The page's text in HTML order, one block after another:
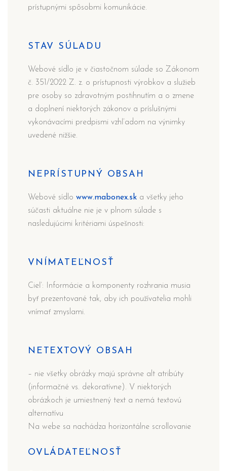
prístupnými spôsobmi komunikácie.
STAV SÚLADU
Webové sídlo je v čiastočnom súlade so Zákonom
č. 351/2022 Z. z. o prístupnosti výrobkov a služieb
pre osoby so zdravotným postihnutím a o zmene
a doplnení niektorých zákonov a príslušnými
vykonávacími predpismi vzhľadom na výnimky
uvedené nižšie.
NEPRÍSTUPNÝ OBSAH
Webové sídlo www.mabonex.sk a všetky jeho
súčasti aktuálne nie je v plnom súlade s
nasledujúcimi kritériami úspešnosti:
VNÍMATEĽNOSŤ
Cieľ: Informácie a komponenty rozhrania musia
byť prezentované tak, aby ich používatelia mohli
vnímať zmyslami.
NETEXTOVÝ OBSAH
– nie všetky obrázky majú správne alt atribúty
(informačné vs. dekoratívne). V niektorých
obrázkoch je umiestnený text a nemá textovú
alternatívu
Na webe sa nachádza horizontálne scrollovanie
OVLÁDATEĽNOSŤ